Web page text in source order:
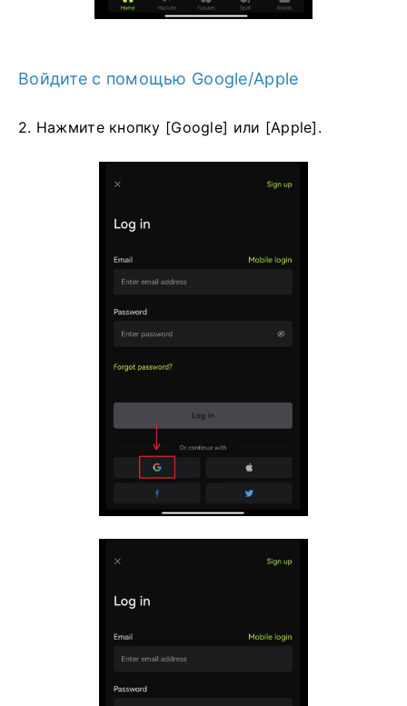
Войдите с помощью Google/Apple
2. Нажмите кнопку [Google] или [Apple].